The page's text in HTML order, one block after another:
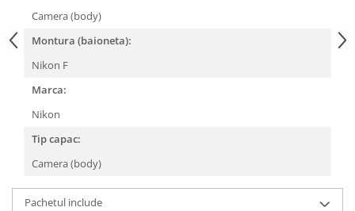
Protectie patina apa, ploaie
Bounce-uri, Softbox-uri
Ring-Flash Adaptor
Bracket-uri si suporti
Huse protectie blitz extern
Huse protectie filtre gel
Accesorii Aparate Digitale
Carduri memorie
Camera (body)
Montura (baioneta):
Nikon F
Marca:
Nikon
Tip capac:
Camera (body)
Pachetul include